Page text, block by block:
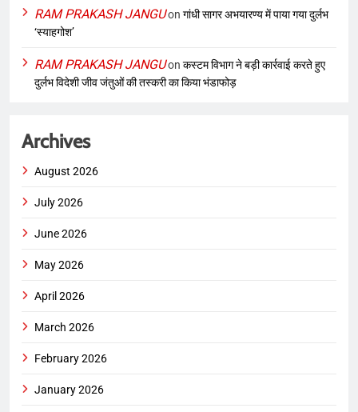
RAM PRAKASH JANGUon गांधी सागर अभयारण्य में पाया गया दुर्लभ
‘स्याहगोश’
RAM PRAKASH JANGUon कस्टम विभाग ने बड़ी कार्रवाई करते हुए
दुर्लभ विदेशी जीव जंतुओं की तस्करी का किया भंडाफोड़
Archives
August 2026
July 2026
June 2026
May 2026
April 2026
March 2026
February 2026
January 2026